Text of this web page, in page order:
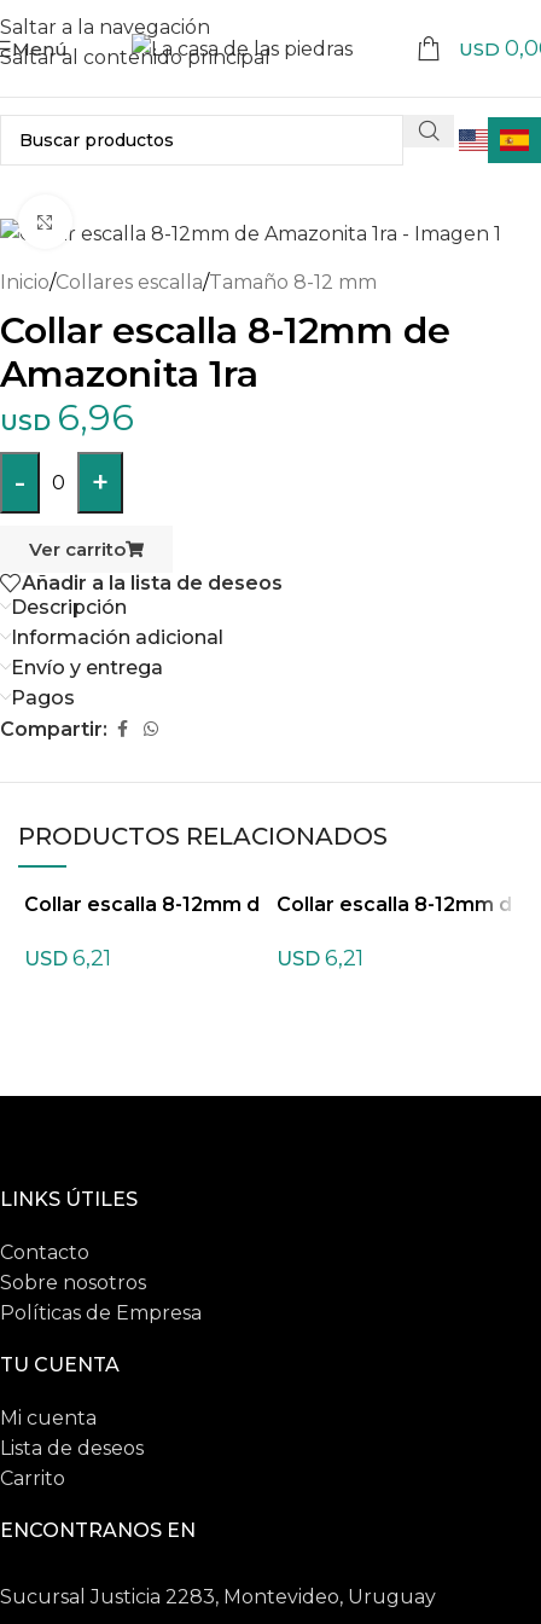
Saltar a la navegación
Saltar al contenido principal
Menú USD
Haga clic para ampliar
Inicio/Collares escalla/Tamaño 8-12 mm
Collar escalla 8-12mm de
Amazonita 1ra
USD 6,96
- 0 +
Ver carrito
Añadir a la lista de deseos
Descripción
Información adicional
Envío y entrega
Pagos
Compartir:
PRODUCTOS RELACIONADOS
Collar escalla 8-12mm d
USD 6,21
Collar escalla 8-12mm d
USD 6,21
LINKS ÚTILES
Contacto
Sobre nosotros
Políticas de Empresa
TU CUENTA
Mi cuenta
Lista de deseos
Carrito
ENCONTRANOS EN
Sucursal Justicia 2283, Montevideo, Uruguay